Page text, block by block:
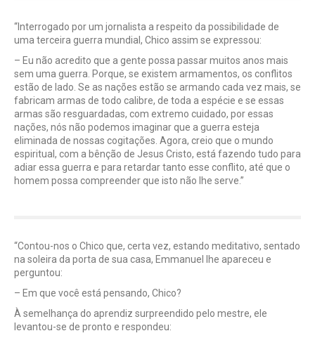
“Interrogado por um jornalista a respeito da possibilidade de
uma terceira guerra mundial, Chico assim se expressou:
– Eu não acredito que a gente possa passar muitos anos mais
sem uma guerra. Porque, se existem armamentos, os conflitos
estão de lado. Se as nações estão se armando cada vez mais, se
fabricam armas de todo calibre, de toda a espécie e se essas
armas são resguardadas, com extremo cuidado, por essas
nações, nós não podemos imaginar que a guerra esteja
eliminada de nossas cogitações. Agora, creio que o mundo
espiritual, com a bênção de Jesus Cristo, está fazendo tudo para
adiar essa guerra e para retardar tanto esse conflito, até que o
homem possa compreender que isto não lhe serve.”
“Contou-nos o Chico que, certa vez, estando meditativo, sentado
na soleira da porta de sua casa, Emmanuel lhe apareceu e
perguntou:
– Em que você está pensando, Chico?
À semelhança do aprendiz surpreendido pelo mestre, ele
levantou-se de pronto e respondeu: